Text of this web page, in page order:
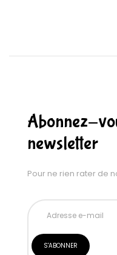
Abonnez-
newsletter
Pour ne rien rater de